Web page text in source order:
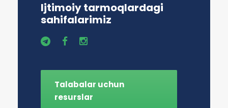
Ijtimoiy tarmoqlardagi
sahifalarimiz
Talabalar uchun
resurslar